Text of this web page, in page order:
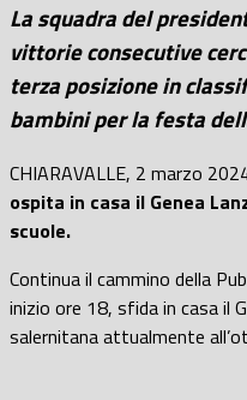
La squadra del
vittorie consecutive
terza posizione in
bambini per la festa
CHIARAVALLE, 2 marzo
ospita in casa il Genea
scuole.
Continua il cammino della
inizio ore 18, sfida in casa il
salernitana attualmente